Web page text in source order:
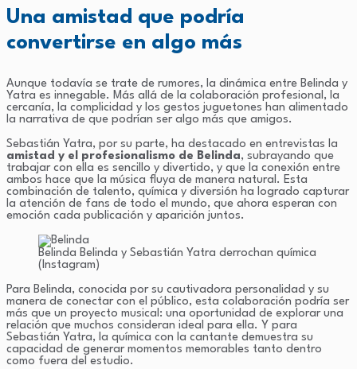
Una amistad que podría
convertirse en algo más
Aunque todavía se trate de rumores, la dinámica entre Belinda y
Yatra es innegable. Más allá de la colaboración profesional, la
cercanía, la complicidad y los gestos juguetones han alimentado
la narrativa de que podrían ser algo más que amigos.
Sebastián Yatra, por su parte, ha destacado en entrevistas la
amistad y el profesionalismo de Belinda, subrayando que
trabajar con ella es sencillo y divertido, y que la conexión entre
ambos hace que la música fluya de manera natural. Esta
combinación de talento, química y diversión ha logrado capturar
la atención de fans de todo el mundo, que ahora esperan con
emoción cada publicación y aparición juntos.
Belinda Belinda y Sebastián Yatra derrochan química
(Instagram)
Para Belinda, conocida por su cautivadora personalidad y su
manera de conectar con el público, esta colaboración podría ser
más que un proyecto musical: una oportunidad de explorar una
relación que muchos consideran ideal para ella. Y para
Sebastián Yatra, la química con la cantante demuestra su
capacidad de generar momentos memorables tanto dentro
como fuera del estudio.